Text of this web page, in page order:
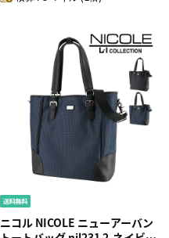
ニコル NICOLE ニューアーバン